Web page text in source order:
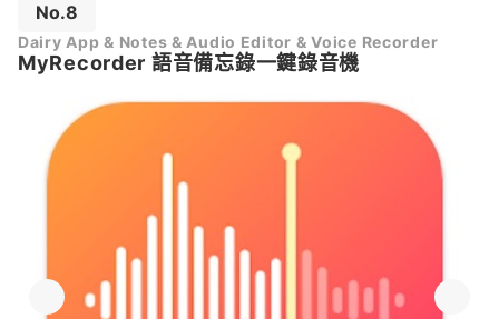
No.8
Dairy App & Notes & Audio Editor & Voice Recorder
MyRecorder 語音備忘錄一鍵錄音機